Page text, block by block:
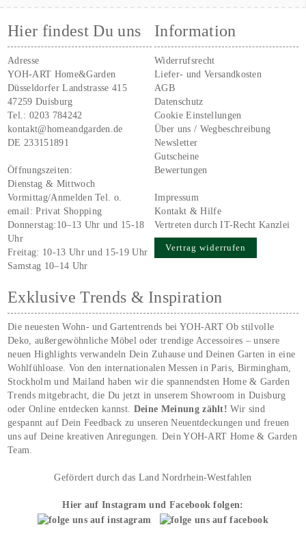
Hier findest Du uns
Adresse
YOH-ART Home&Garden
Düsseldorfer Landstrasse 415
47259 Duisburg
Tel.:0203 784242
kontakt@homeandgarden.de
DE 233151891
Öffnungszeiten:
Dienstag & Mittwoch
Vormittag/Anmelden Tel. o.
email:Privat Shopping
Donnerstag:10–13 Uhr und 15-18
Uhr
Freitag: 10-13 Uhr und 15-19 Uhr
Samstag 10–14 Uhr
Information
Widerrufsrecht
Liefer- und Versandkosten
AGB
Datenschutz
Cookie Einstellungen
Über uns / Wegbeschreibung
Newsletter
Gutscheine
Bewertungen
Impressum
Kontakt & Hilfe
Vertreten durch IT-Recht Kanzlei
Vertrag widerrufen
Exklusive Trends & Inspiration
Die neuesten Wohn- und Gartentrends bei YOH‑ART Ob stilvolle
Deko, außergewöhnliche Möbel oder trendige Accessoires – unsere
neuen Highlights verwandeln Dein Zuhause und Deinen Garten in eine
Wohlfühloase. Von den internationalen Messen in Paris, Birmingham,
Stockholm und Mailand haben wir die spannendsten Home & Garden
Trends mitgebracht, die Du jetzt in unserem Showroom in Duisburg
oder Online entdecken kannst. Deine Meinung zählt!Wir sind
gespannt auf Dein Feedback zu unseren Neuentdeckungen und freuen
uns auf Deine kreativen Anregungen. Dein YOH‑ART Home & Garden
Team.
Gefördert durch das Land Nordrhein-Westfahlen
Hier auf Instagram und Facebook folgen: